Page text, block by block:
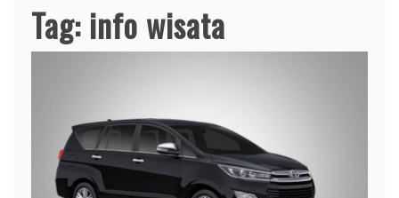
Tag: info wisata